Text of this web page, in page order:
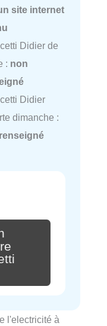
site internet
Didier de
: non
Didier
dimanche :
l'electricité à